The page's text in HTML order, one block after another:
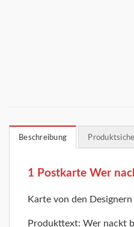
Beschreibung
1 Postkarte Wer
Karte von den
Produkttext: Wer nackt